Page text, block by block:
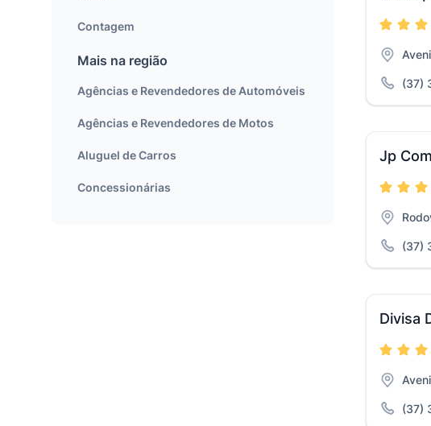
(37)
Jp
(37)
Divisa
(37)
Contagem
Mais na região
Agências e Revendedores de Automóveis
Agências e Revendedores de Motos
Aluguel de Carros
Concessionárias